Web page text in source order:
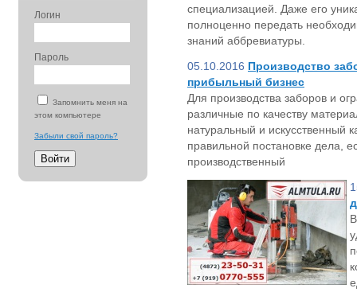
специализацией. Даже его
полноценно передать
знаний аббревиатуры.
05.10.2016 Производство
прибыльный бизнес
Для производства заборов и
различные по качеству
натуральный и искусственный
правильной постановке дела,
производственный
Логин
Пароль
Запомнить меня на
этом компьютере
Забыли свой пароль?